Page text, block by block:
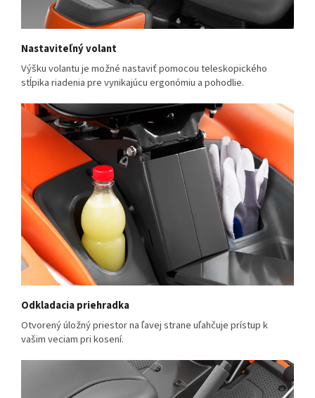
Nastaviteľný volant
Výšku volantu je možné nastaviť pomocou teleskopického
stĺpika riadenia pre vynikajúcu ergonómiu a pohodlie.
Odkladacia priehradka
Otvorený úložný priestor na ľavej strane uľahčuje prístup k
vašim veciam pri kosení.